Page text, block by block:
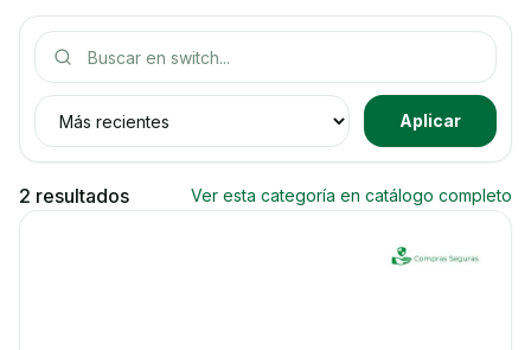
Buscar productos
Ordenar productos
Aplicar
2 resultados Ver esta categoría en catálogo completo